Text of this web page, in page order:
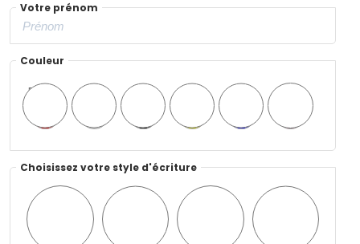
Votre prénom
Couleur
Rouge Blanc Noir Jaune Bleu Rose
Choisissez votre style d'écriture